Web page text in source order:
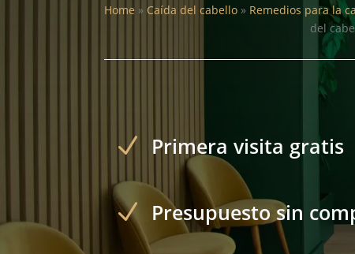
Home » Caída del cabello » Remedios para la
del
N Primera visita gratis
N Presupuesto sin